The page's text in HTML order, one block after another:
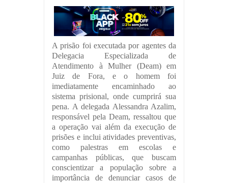
A prisão foi executada por agentes da
Delegacia Especializada de
Atendimento à Mulher (Deam) em
Juiz de Fora, e o homem foi
imediatamente encaminhado ao
sistema prisional, onde cumprirá sua
pena. A delegada Alessandra Azalim,
responsável pela Deam, ressaltou que
a operação vai além da execução de
prisões e inclui atividades preventivas,
como palestras em escolas e
campanhas públicas, que buscam
conscientizar a população sobre a
importância de denunciar casos de